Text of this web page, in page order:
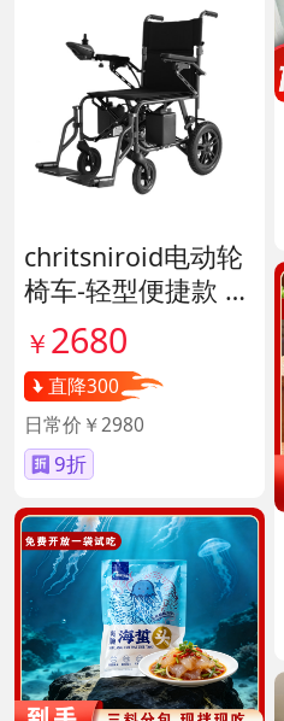
chritsniroid电动轮
椅车-轻型便捷款 货
号140671
￥ 2680
直降300
日常价￥2980
9折